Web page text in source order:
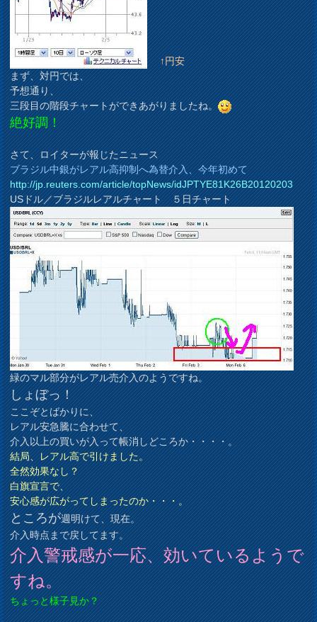
↑円安
まず、対円では、
予想通り、
三段目の階段チャートができあがりましたね。
絶好調！
さて、ロイターが報じたニュース
ブラジル中銀がレアル高抑制へ為替介入、今年初めて
http://jp.reuters.com/article/topNews/idJPTYE81K26B20120203
USドル／ブラジルレアルチャート ５日チャート
緑のマル部分がレアル売介入のようですね。
しょぼっ！
ここぞとばかりに、
レアル安急騰に合わせて、
介入以上の買いが入って帳消しどころか・・・・。
結局、レアル高で引けました。
全然効果なし？
白旗宣言で、
安心感が広がってしまったのか・・・。
ところが週明けて、現在。
介入時点まで戻してます。
介入警戒感が一応、効いているようで
すね。
ちょっと様子見か？